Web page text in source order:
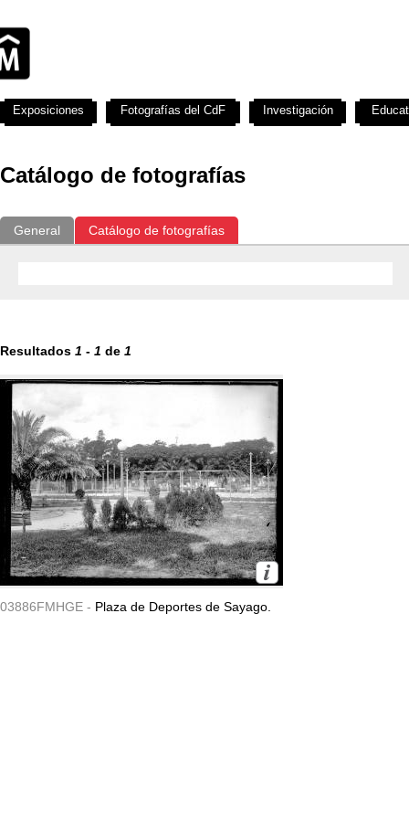
Catálogo de fotografías
General Catálogo de fotografías
Resultados 1 - 1 de 1
03886FMHGE - Plaza de Deportes de Sayago.
Exposiciones Fotografías del CdF Investigación